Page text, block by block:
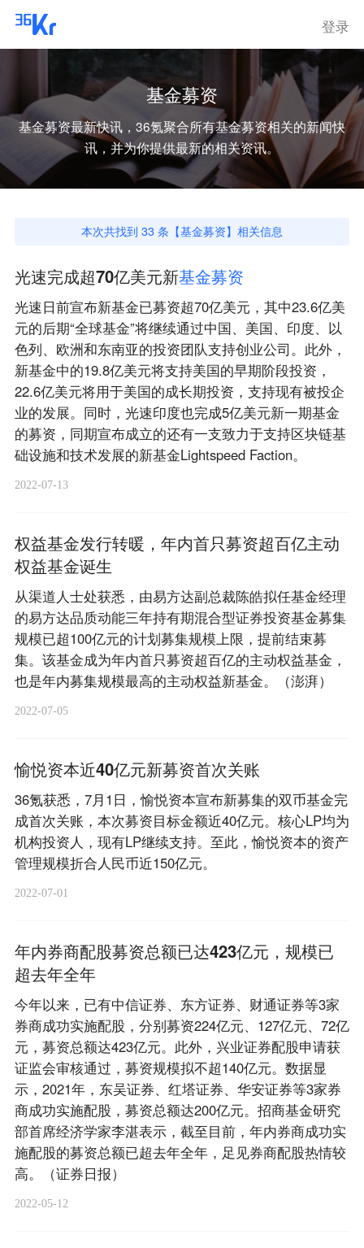
登录
基金募资
基金募资最新快讯，36氪聚合所有基金募资相关的新闻快
讯，并为你提供最新的相关资讯。
本次共找到 33 条【基金募资】相关信息
光速完成超70亿美元新基金募资
光速日前宣布新基金已募资超70亿美元，其中23.6亿美
元的后期“全球基金”将继续通过中国、美国、印度、以
色列、欧洲和东南亚的投资团队支持创业公司。此外，
新基金中的19.8亿美元将支持美国的早期阶段投资，
22.6亿美元将用于美国的成长期投资，支持现有被投企
业的发展。同时，光速印度也完成5亿美元新一期基金
的募资，同期宣布成立的还有一支致力于支持区块链基
础设施和技术发展的新基金Lightspeed Faction。
2022-07-13
权益基金发行转暖，年内首只募资超百亿主动
权益基金诞生
从渠道人士处获悉，由易方达副总裁陈皓拟任基金经理
的易方达品质动能三年持有期混合型证券投资基金募集
规模已超100亿元的计划募集规模上限，提前结束募
集。该基金成为年内首只募资超百亿的主动权益基金，
也是年内募集规模最高的主动权益新基金。（澎湃）
2022-07-05
愉悦资本近40亿元新募资首次关账
36氪获悉，7月1日，愉悦资本宣布新募集的双币基金完
成首次关账，本次募资目标金额近40亿元。核心LP均为
机构投资人，现有LP继续支持。至此，愉悦资本的资产
管理规模折合人民币近150亿元。
2022-07-01
年内券商配股募资总额已达423亿元，规模已
超去年全年
今年以来，已有中信证券、东方证券、财通证券等3家
券商成功实施配股，分别募资224亿元、127亿元、72亿
元，募资总额达423亿元。此外，兴业证券配股申请获
证监会审核通过，募资规模拟不超140亿元。数据显
示，2021年，东吴证券、红塔证券、华安证券等3家券
商成功实施配股，募资总额达200亿元。招商基金研究
部首席经济学家李湛表示，截至目前，年内券商成功实
施配股的募资总额已超去年全年，足见券商配股热情较
高。（证券日报）
2022-05-12